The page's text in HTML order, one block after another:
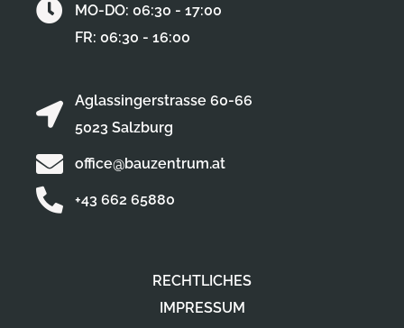
RECHTLICHES
IMPRESSUM
Aglassingerstrasse 60-66
5023 Salzburg
office@bauzentrum.at
+43 662 65880
MO-DO: 06:30 - 17:00
FR: 06:30 - 16:00